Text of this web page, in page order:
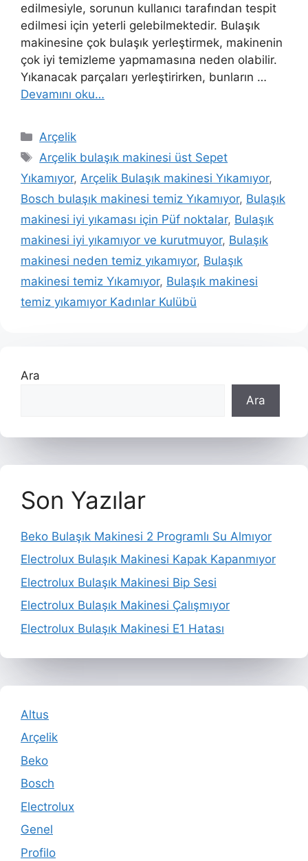
edilmesiyle, sorunun kullanıcı tarafından tespit
edilmesi için yeterli gelebilmektedir. Bulaşık
makinesine çok bulaşık yerleştirmek, makinenin
çok iyi temizleme yapmamasına neden olabilir.
Yıkanacak parçaları yerleştirirken, bunların …
Devamını oku…
Kategoriler
Arçelik
Etiketler
Arçelik bulaşık makinesi üst Sepet
Yıkamıyor, Arçelik Bulaşık makinesi Yıkamıyor,
Bosch bulaşık makinesi temiz Yıkamıyor, Bulaşık
makinesi iyi yıkaması için Püf noktalar, Bulaşık
makinesi iyi yıkamıyor ve kurutmuyor, Bulaşık
makinesi neden temiz yıkamıyor, Bulaşık
makinesi temiz Yıkamıyor, Bulaşık makinesi
temiz yıkamıyor Kadınlar Kulübü
Ara
Ara
Son Yazılar
Beko Bulaşık Makinesi 2 Programlı Su Almıyor
Electrolux Bulaşık Makinesi Kapak Kapanmıyor
Electrolux Bulaşık Makinesi Bip Sesi
Electrolux Bulaşık Makinesi Çalışmıyor
Electrolux Bulaşık Makinesi E1 Hatası
Altus
Arçelik
Beko
Bosch
Electrolux
Genel
Profilo